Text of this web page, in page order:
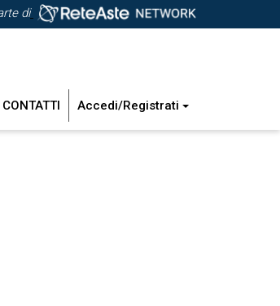
di
CONTATTI Accedi/Registrati